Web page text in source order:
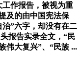
作报告，被视为重
及的由中国宪法保
”六字，却没有在二
报告实录全文，“民
伟大复兴”、“民族 ...